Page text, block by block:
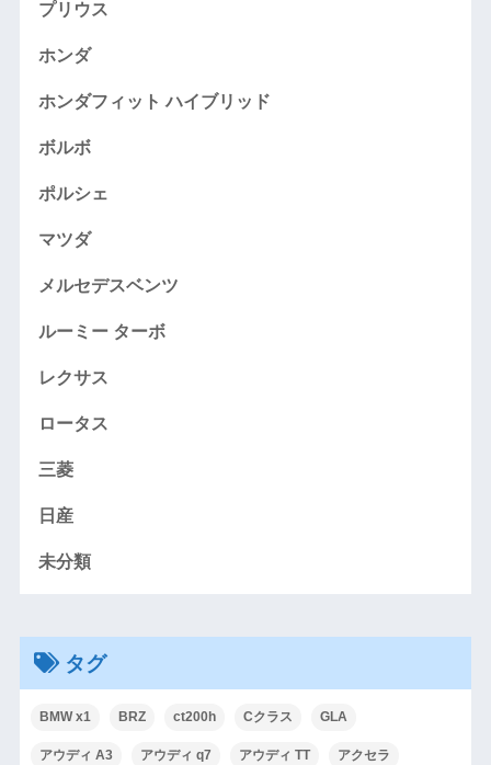
プリウス
ホンダ
ホンダフィット ハイブリッド
ボルボ
ポルシェ
マツダ
メルセデスベンツ
ルーミー ターボ
レクサス
ロータス
三菱
日産
未分類
タグ
BMW x1 BRZ ct200h Cクラス GLA
アウディ A3 アウディ q7 アウディ TT アクセラ